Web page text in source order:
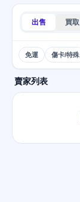
出售 買取
免運 傷卡/特殊
賣家列表